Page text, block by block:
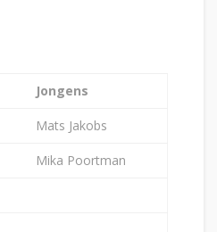
Jongens
Mats Jakobs
Mika Poortman